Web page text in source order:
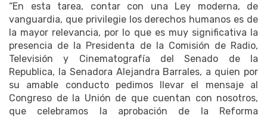
“En esta tarea, contar con una Ley moderna, de
vanguardia, que privilegie los derechos humanos es de
la mayor relevancia, por lo que es muy significativa la
presencia de la Presidenta de la Comisión de Radio,
Televisión y Cinematografía del Senado de la
Republica, la Senadora Alejandra Barrales, a quien por
su amable conducto pedimos llevar el mensaje al
Congreso de la Unión de que cuentan con nosotros,
que celebramos la aprobación de la Reforma